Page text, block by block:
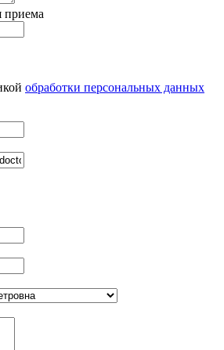
приема
обработки персональных данных